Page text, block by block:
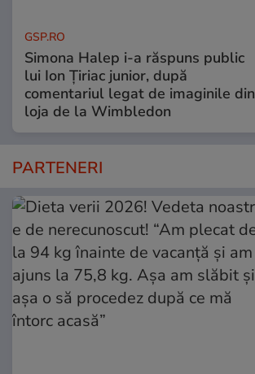
GSP.RO
Simona Halep i-a răspuns public
lui Ion Țiriac junior, după
comentariul legat de imaginile din
loja de la Wimbledon
PARTENERI